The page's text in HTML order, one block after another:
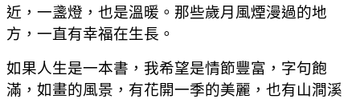
近，一盞燈，也是溫暖。那些歲月風煙漫過的地
方，一直有幸福在生長。
如果人生是一本書，我希望是情節豐富，字句飽
滿，如畫的風景，有花開一季的美麗，也有山澗溪